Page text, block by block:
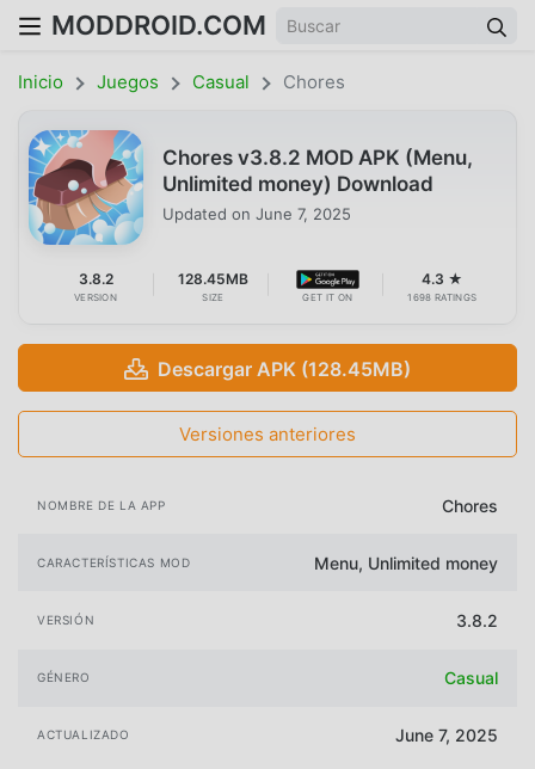
MODDROID.COM
Inicio Juegos Casual Chores
Chores v3.8.2 MOD APK (Menu,
Unlimited money) Download
Updated on June 7, 2025
3.8.2
VERSION
128.45MB
SIZE GET IT ON
4.3 ★
1698 RATINGS
Descargar APK (128.45MB)
Versiones anteriores
NOMBRE DE LA APP Chores
CARACTERÍSTICAS MOD Menu, Unlimited money
VERSIÓN 3.8.2
GÉNERO Casual
ACTUALIZADO June 7, 2025